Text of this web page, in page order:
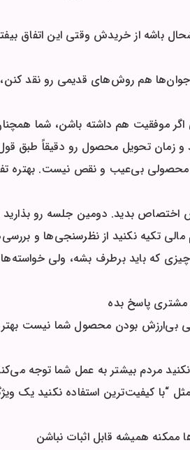
از خریدش وقتی این اتفاق
هم روش‌های قدیمی رو نقد کنن،
موفقیت هم داشته باشن، شما
زمان تحویل محصول رو دقیقاً طبق
بی‌عیب و نقص نیست. بهتره
بدید. دومین جلسه رو بذارید
تکیه نکنید از نظرسنجی‌ها و
که باید برطرف بشه، ولی
مشتری پاسخ بده
بی‌ارزش بودن محصول شما نیست
مردم بیشتر به عمل شما توجه
“با کیفیت‌ترین استفاده نکنید یک
همیشه قابل اثبات نباشن